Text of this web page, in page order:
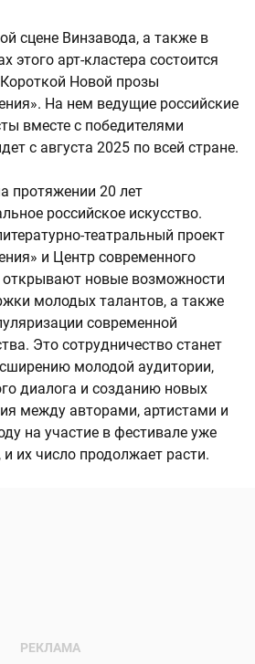
сцене Винзавода, а также в
этого арт-кластера состоится
Новой прозы
На нем ведущие российские
вместе с победителями
с августа 2025 по всей стране.
протяжении 20 лет
российское искусство.
театральный проект
и Центр современного
открывают новые возможности
молодых талантов, а также
современной
Это сотрудничество станет
молодой аудитории,
диалога и созданию новых
между авторами, артистами и
на участие в фестивале уже
их число продолжает расти.